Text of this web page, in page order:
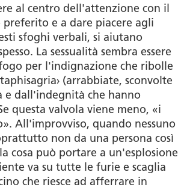
al centro dell'attenzione con il
preferito e a dare piacere agli
sfoghi verbali, si aiutano
La sessualità sembra essere
per l'indignazione che ribolle
(arrabbiate, sconvolte
e dall'indegnità che hanno
questa valvola viene meno, «i
All'improvviso, quando nessuno
non da una persona così
cosa può portare a un'esplosione
va su tutte le furie e scaglia
che riesce ad afferrare in